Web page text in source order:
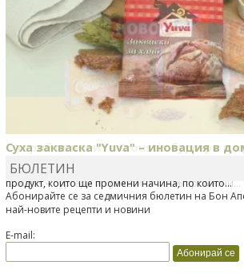
Открийте новите Croustis бургери и
Bonduelle току-що представи нова вълнуваща
Croustis – бургери и крокети от 100% ароматни...
БЮЛЕТИН
Абонирайте се за седмичния бюлетин на Бон
най-новите рецепти и новини
E-mail: